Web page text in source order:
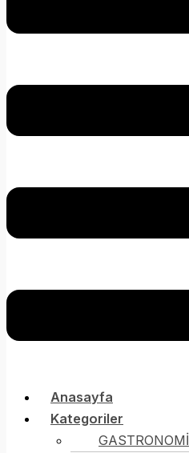
Anasayfa
Kategoriler
GASTRONOMİ